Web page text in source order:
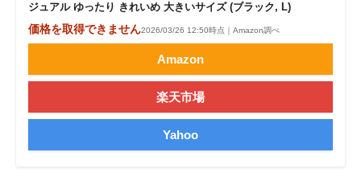
ジュアル ゆったり きれいめ 大きいサイズ (ブラック, L)
価格を取得できません2026/03/26 12:50時点｜Amazon調べ
Amazon
楽天市場
Yahoo